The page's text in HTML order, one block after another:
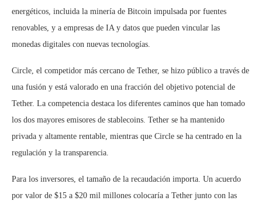
energéticos, incluida la minería de Bitcoin impulsada por fuentes
renovables, y a empresas de IA y datos que pueden vincular las
monedas digitales con nuevas tecnologías.
Circle, el competidor más cercano de Tether, se hizo público a través de
una fusión y está valorado en una fracción del objetivo potencial de
Tether. La competencia destaca los diferentes caminos que han tomado
los dos mayores emisores de stablecoins. Tether se ha mantenido
privada y altamente rentable, mientras que Circle se ha centrado en la
regulación y la transparencia.
Para los inversores, el tamaño de la recaudación importa. Un acuerdo
por valor de $15 a $20 mil millones colocaría a Tether junto con las